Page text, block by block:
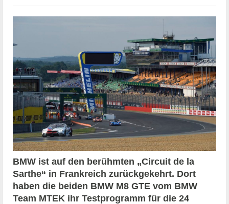
BMW ist auf den berühmten „Circuit de la
Sarthe“ in Frankreich zurückgekehrt. Dort
haben die beiden BMW M8 GTE vom BMW
Team MTEK ihr Testprogramm für die 24